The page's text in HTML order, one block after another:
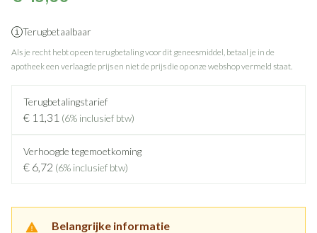
Terugbetaalbaar
Als je recht hebt op een terugbetaling voor dit geneesmiddel, betaal je in de
apotheek een verlaagde prijs en niet de prijs die op onze webshop vermeld staat.
Terugbetalingstarief
€ 11,31 (6% inclusief btw)
Verhoogde tegemoetkoming
€ 6,72 (6% inclusief btw)
Belangrijke informatie